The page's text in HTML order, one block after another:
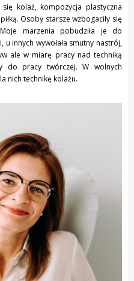
kolaż, kompozycja plastyczna
Osoby starsze wzbogaciły się
marzenia pobudziła je do
innych wywołała smutny nastrój,
ale w miarę pracy nad techniką
do pracy twórczej. W wolnych
nich technikę kolażu.